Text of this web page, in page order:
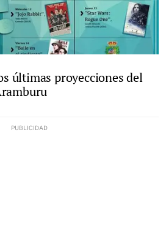
últimas proyecciones del